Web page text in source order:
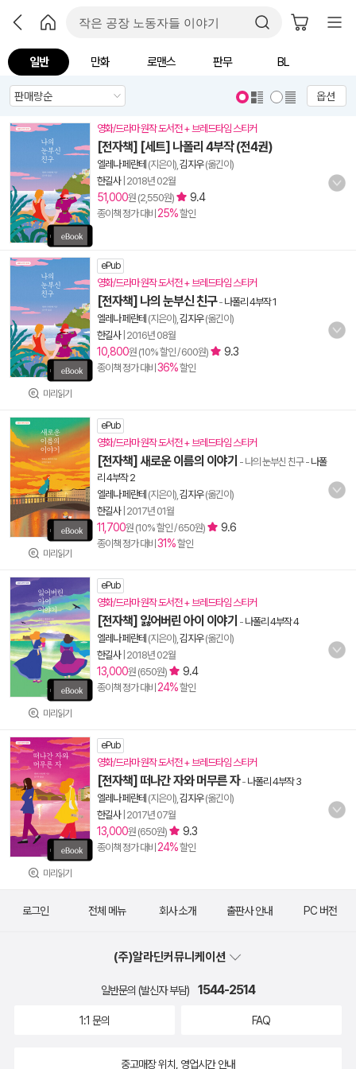
일반 만화 로맨스 판무 BL
옵션
영화/드라마 원작 도서전 + 브레드타임 스티커
[전자책] [세트] 나폴리 4부작 (전4권)
엘레나 페란테 (지은이), 김지우(옮긴이)
한길사| 2018년 02월
51,000원 (2,550원) 9.4
종이책 정가 대비 25%할인
미리읽기
ePub
영화/드라마 원작 도서전 + 브레드타임 스티커
[전자책] 나의 눈부신 친구- 나폴리 4부작 1
엘레나 페란테 (지은이), 김지우(옮긴이)
한길사| 2016년 08월
10,800원 (10% 할인 / 600원) 9.3
종이책 정가 대비 36%할인
미리읽기
ePub
영화/드라마 원작 도서전 + 브레드타임 스티커
[전자책] 새로운 이름의 이야기 - 나의 눈부신 친구- 나폴
리 4부작 2
엘레나 페란테 (지은이), 김지우(옮긴이)
한길사| 2017년 01월
11,700원 (10% 할인 / 650원) 9.6
종이책 정가 대비 31%할인
미리읽기
ePub
영화/드라마 원작 도서전 + 브레드타임 스티커
[전자책] 잃어버린 아이 이야기 - 나폴리 4부작 4
엘레나 페란테 (지은이), 김지우(옮긴이)
한길사| 2018년 02월
13,000원 (650원) 9.4
종이책 정가 대비 24%할인
미리읽기
ePub
영화/드라마 원작 도서전 + 브레드타임 스티커
[전자책] 떠나간 자와 머무른 자- 나폴리 4부작 3
엘레나 페란테 (지은이), 김지우(옮긴이)
한길사| 2017년 07월
13,000원 (650원) 9.3
종이책 정가 대비 24%할인
로그인 전체 메뉴 회사 소개 출판사 안내 PC 버전
(주)알라딘커뮤니케이션
일반문의 (발신자 부담) 1544-2514
1:1 문의 FAQ
중고매장 위치, 영업시간 안내